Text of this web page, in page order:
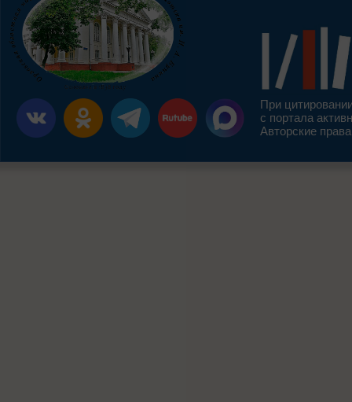
При
с портала
Авторские